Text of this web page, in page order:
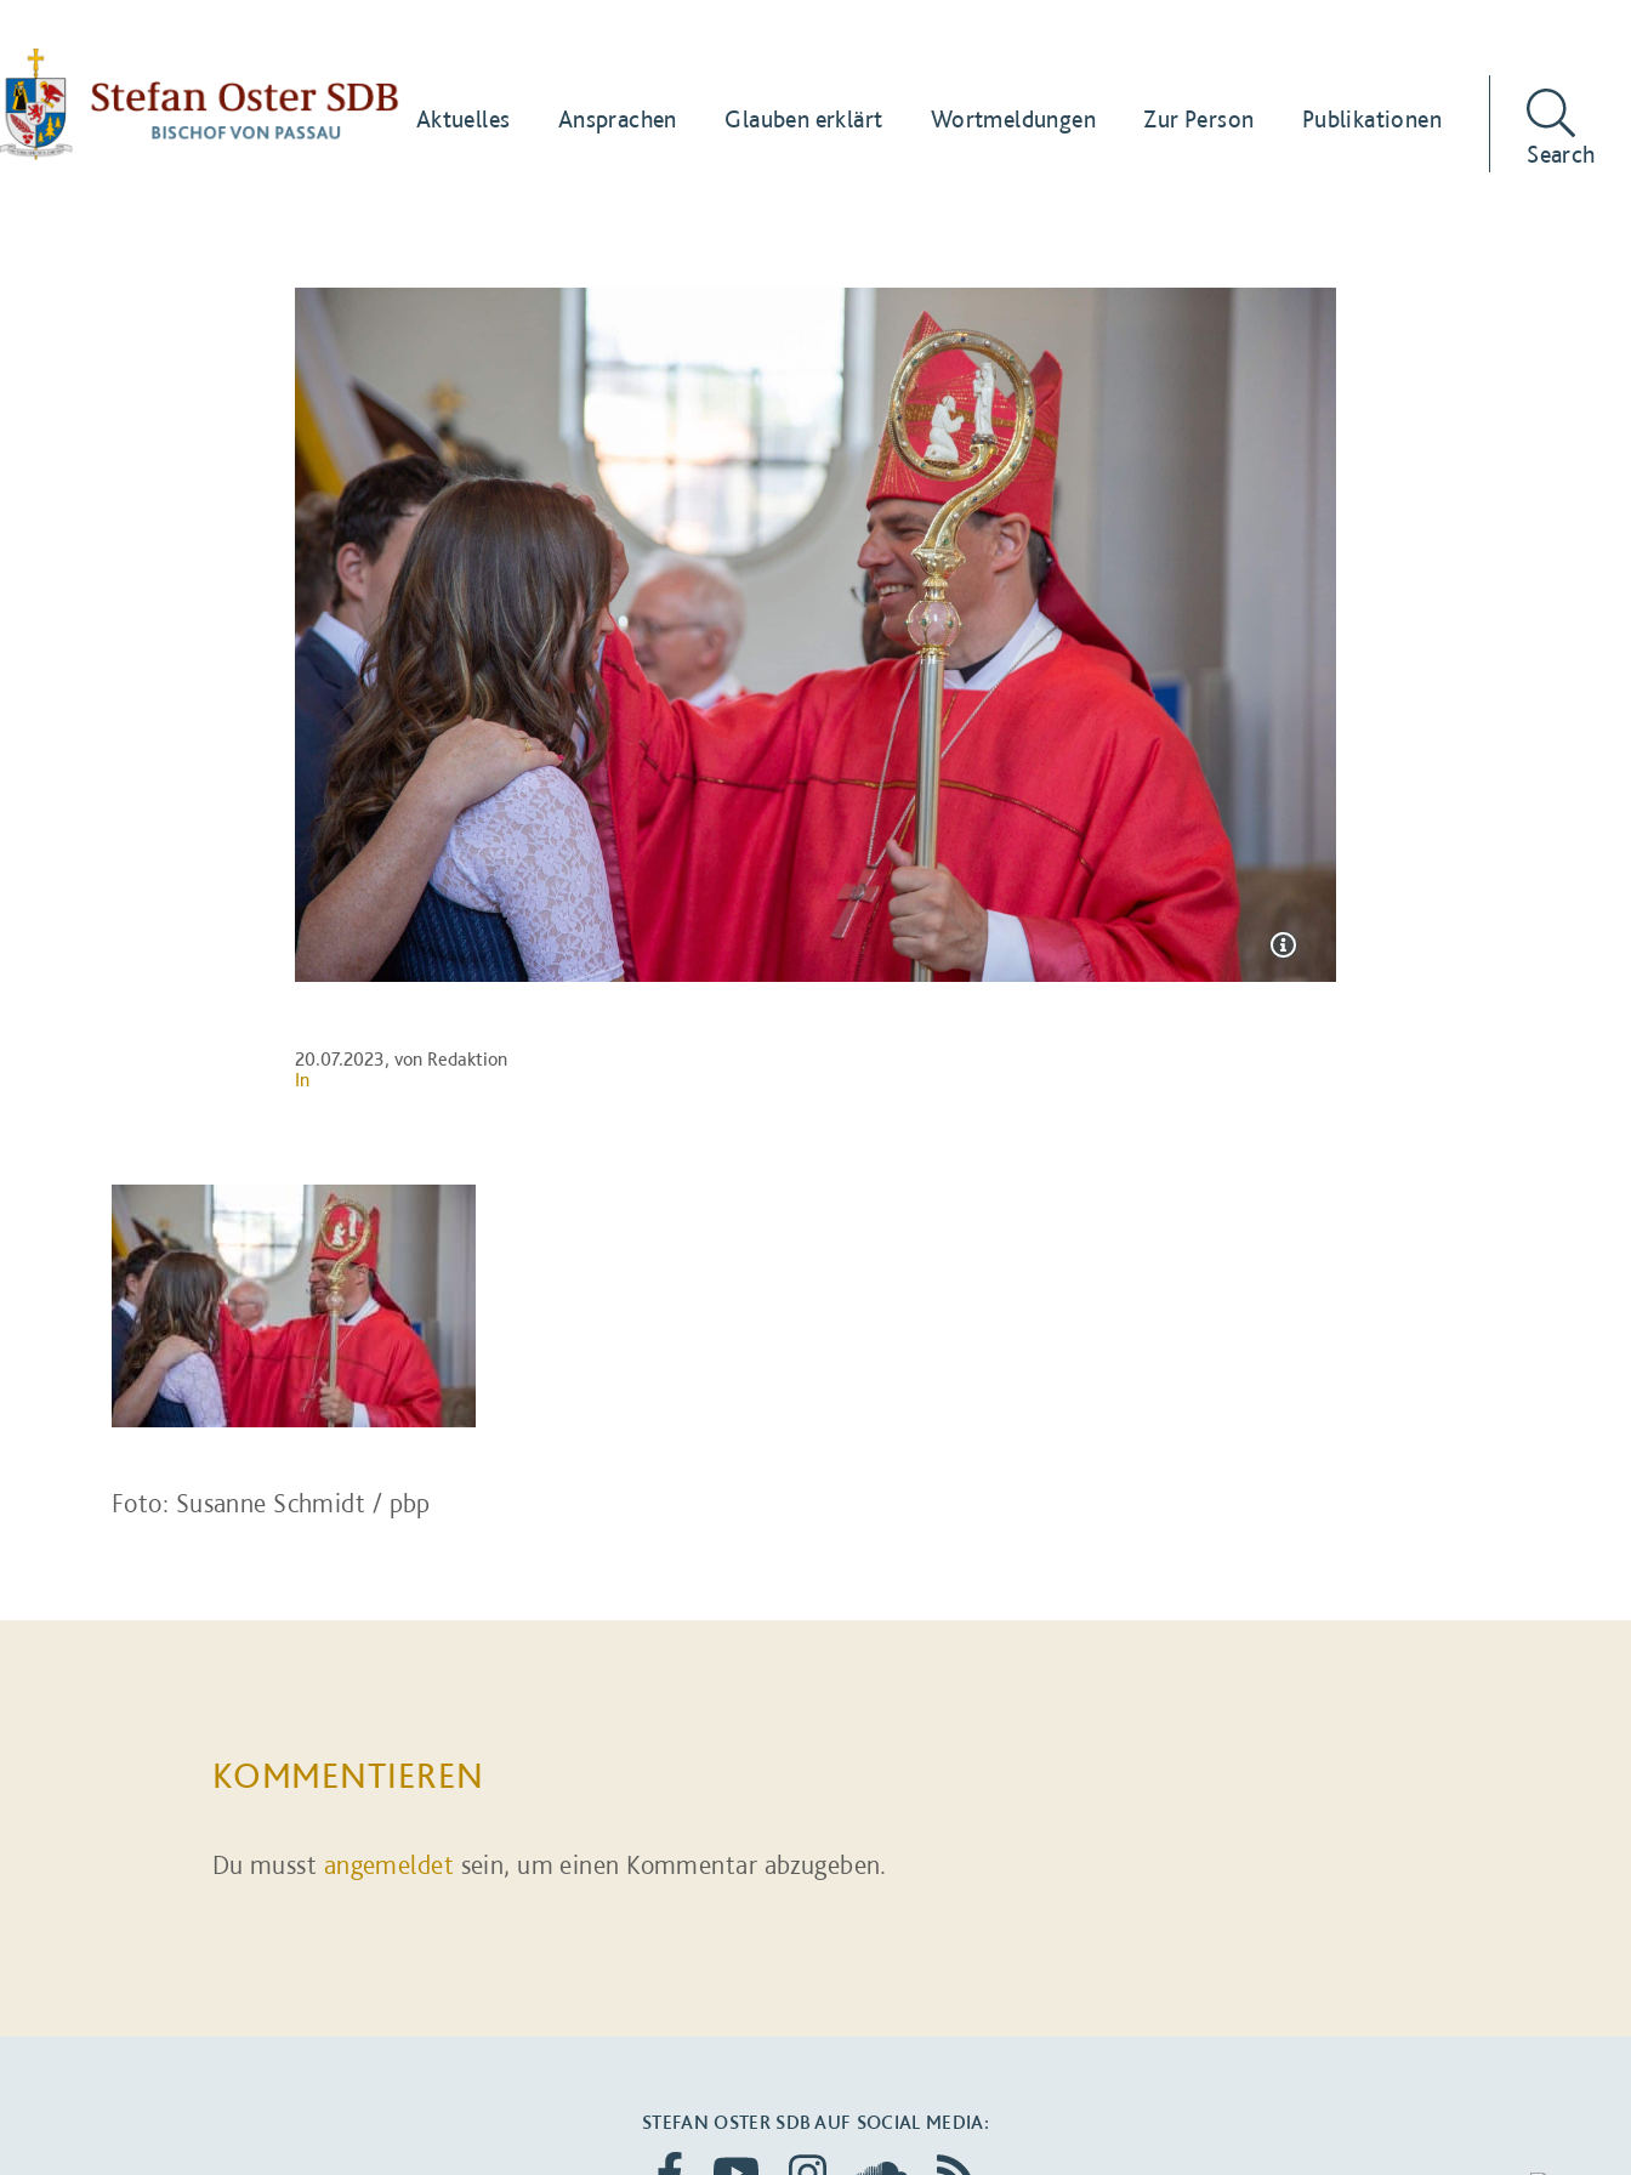
Aktuelles Ansprachen Glauben erklärt Wortmeldungen Zur Person
Publikationen
Search
20.07.2023, von Redaktion
In
Foto: Susanne Schmidt / pbp
KOMMENTIEREN
Du musst angemeldet sein, um einen Kommentar abzugeben.
STEFAN OSTER SDB AUF SOCIAL MEDIA: